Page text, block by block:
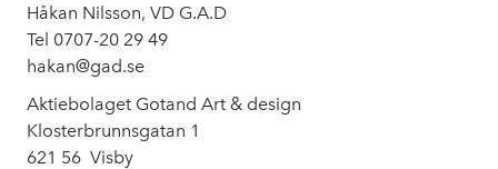
Håkan Nilsson, VD G.A.D
Tel 0707-20 29 49
hakan@gad.se
Aktiebolaget Gotand Art & design
Klosterbrunnsgatan 1
621 56 Visby